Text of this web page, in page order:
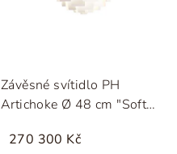
Závěsné svítidlo PH
Artichoke Ø 48 cm "Soft
Poulsen
270 300 Kč